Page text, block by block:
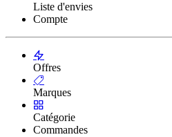
Liste d'envies
Compte
Offres
Marques
Catégorie
Commandes